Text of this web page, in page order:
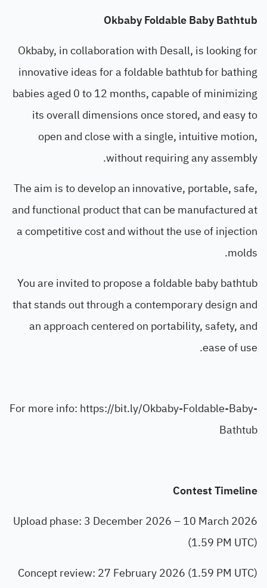
Okbaby Foldable Baby Bathtub
Okbaby, in collaboration with Desall, is looking for
innovative ideas for a foldable bathtub for bathing
babies aged 0 to 12 months, capable of minimizing
its overall dimensions once stored, and easy to
open and close with a single, intuitive motion,
without requiring any assembly.
The aim is to develop an innovative, portable, safe,
and functional product that can be manufactured at
a competitive cost and without the use of injection
molds.
You are invited to propose a foldable baby bathtub
that stands out through a contemporary design and
an approach centered on portability, safety, and
ease of use.
For more info: https://bit.ly/Okbaby-Foldable-Baby-
Bathtub
Contest Timeline
Upload phase: 3 December 2026 – 10 March 2026
(1.59 PM UTC)
Concept review: 27 February 2026 (1.59 PM UTC)